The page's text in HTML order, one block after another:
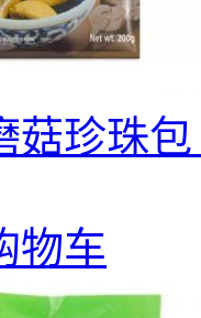
菇珍珠包
物车